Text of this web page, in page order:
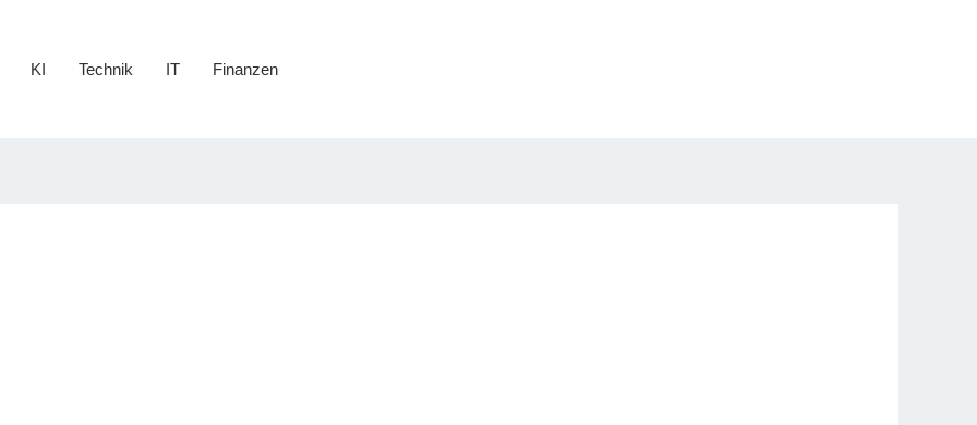
KI Technik IT Finanzen